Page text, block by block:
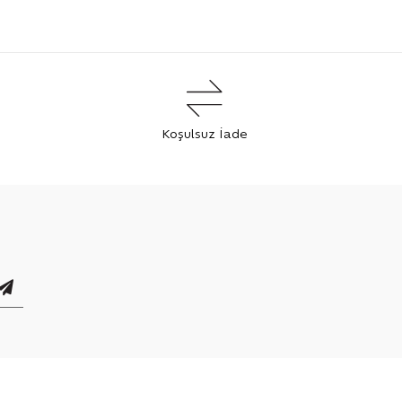
Koşulsuz İade